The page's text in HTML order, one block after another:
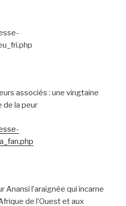
associés : une vingtaine
de la peur
Anansi l’araignée qui incarne
de l’Ouest et aux